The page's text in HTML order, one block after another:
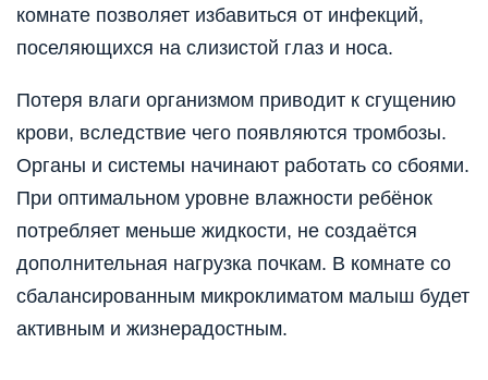
комнате позволяет избавиться от инфекций,
поселяющихся на слизистой глаз и носа.
Потеря влаги организмом приводит к сгущению
крови, вследствие чего появляются тромбозы.
Органы и системы начинают работать со сбоями.
При оптимальном уровне влажности ребёнок
потребляет меньше жидкости, не создаётся
дополнительная нагрузка почкам. В комнате со
сбалансированным микроклиматом малыш будет
активным и жизнерадостным.